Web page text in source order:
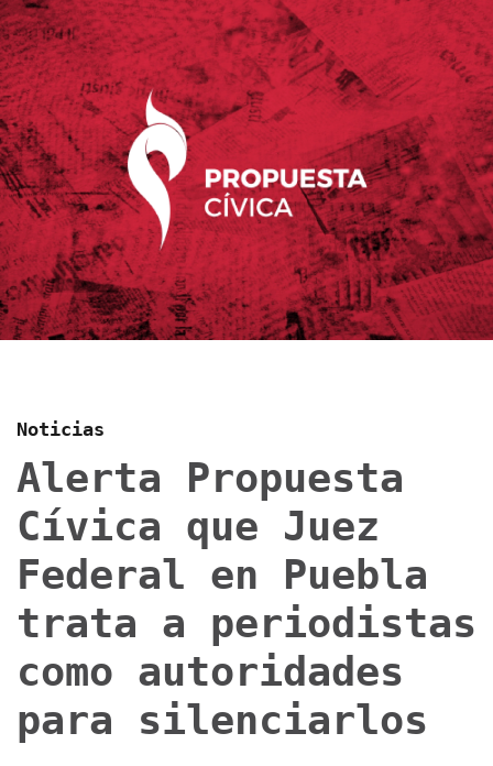
Noticias
Alerta Propuesta
Cívica que Juez
Federal en Puebla
trata a periodistas
como autoridades
para silenciarlos